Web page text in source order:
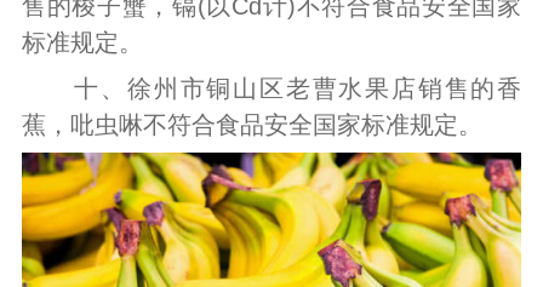
售的梭子蟹，镉(以Cd计)不符合食品安全国家
标准规定。
十、徐州市铜山区老曹水果店销售的香
蕉，吡虫啉不符合食品安全国家标准规定。